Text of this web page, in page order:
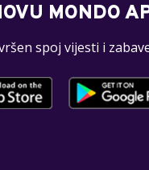
MONDO
spoj vijesti i